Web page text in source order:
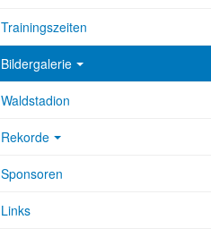
Trainingszeiten
Bildergalerie
Waldstadion
Rekorde
Sponsoren
Links